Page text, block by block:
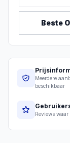
Beste
Meerdere
beschikbaar
Reviews